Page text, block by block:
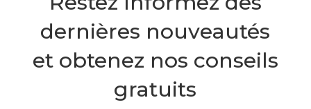
dernières nouveautés
et obtenez nos conseils
gratuits